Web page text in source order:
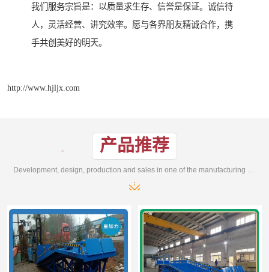
我们服务宗旨是：以质量求生存、信誉是保证。诚信待
人，灵活经营、讲究效率。愿与各界朋友精诚合作，携
手共创美好的明天。
http://www.hjljx.com
产品推荐